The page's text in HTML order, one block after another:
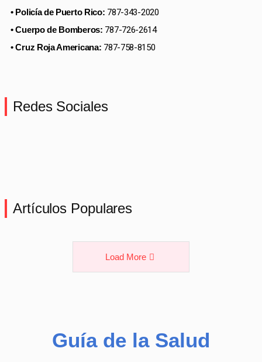
• Policía de Puerto Rico: 787-343-2020
• Cuerpo de Bomberos: 787-726-2614
• Cruz Roja Americana: 787-758-8150
Redes Sociales
Artículos Populares
Load More
Guía de la Salud